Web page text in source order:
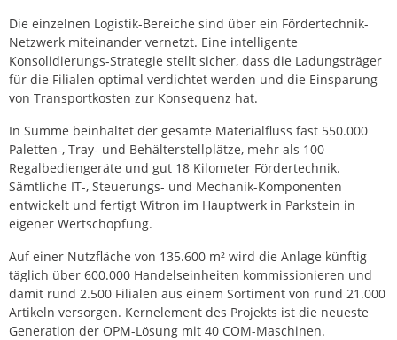
Die einzelnen Logistik-Bereiche sind über ein Fördertechnik-
Netzwerk miteinander vernetzt. Eine intelligente
Konsolidierungs-Strategie stellt sicher, dass die Ladungsträger
für die Filialen optimal verdichtet werden und die Einsparung
von Transportkosten zur Konsequenz hat.
In Summe beinhaltet der gesamte Materialfluss fast 550.000
Paletten-, Tray- und Behälterstellplätze, mehr als 100
Regalbediengeräte und gut 18 Kilometer Fördertechnik.
Sämtliche IT-, Steuerungs- und Mechanik-Komponenten
entwickelt und fertigt Witron im Hauptwerk in Parkstein in
eigener Wertschöpfung.
Auf einer Nutzfläche von 135.600 m² wird die Anlage künftig
täglich über 600.000 Handelseinheiten kommissionieren und
damit rund 2.500 Filialen aus einem Sortiment von rund 21.000
Artikeln versorgen. Kernelement des Projekts ist die neueste
Generation der OPM-Lösung mit 40 COM-Maschinen.